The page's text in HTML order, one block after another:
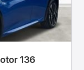
136